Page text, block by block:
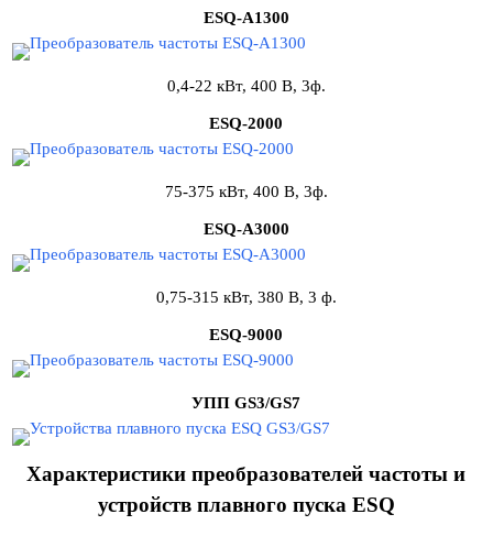
ESQ-A1300
0,4-22 кВт, 400 В, 3ф.
ESQ-2000
75-375 кВт, 400 В, 3ф.
ESQ-A3000
0,75-315 кВт, 380 В, 3 ф.
ESQ-9000
УППGS3/GS7
Характеристики преобразователей частоты и
устройств плавного пуска ESQ